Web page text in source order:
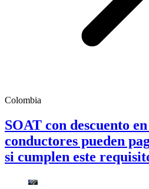
Colombia
SOAT con descuento
conductores pueden
si cumplen este